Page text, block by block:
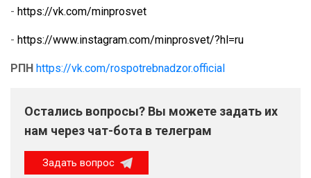
- https://vk.com/minprosvet
- https://www.instagram.com/minprosvet/?hl=ru
РПН https://vk.com/rospotrebnadzor.official
Остались вопросы? Вы можете задать их
нам через чат-бота в телеграм
Задать вопрос